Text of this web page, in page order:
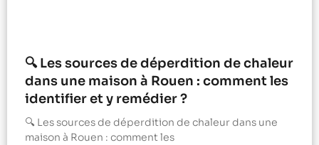
🔍 Les sources de déperdition de chaleur
dans une maison à Rouen : comment les
identifier et y remédier ?
🔍 Les sources de déperdition de chaleur dans une
maison à Rouen : comment les